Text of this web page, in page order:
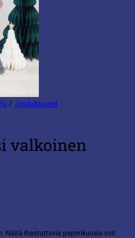
/ Joulukuuset
valkoinen
Näitä ihastuttavia paperikuusia voit